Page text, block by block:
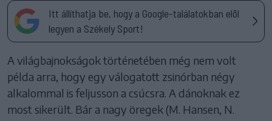
Itt állíthatja be, hogy a Google-találatokban elöl
legyen a Székely Sport!
A világbajnokságok történetében még nem volt
példa arra, hogy egy válogatott zsinórban négy
alkalommal is feljusson a csúcsra. A dánoknak ez
most sikerült. Bár a nagy öregek (M. Hansen, N.